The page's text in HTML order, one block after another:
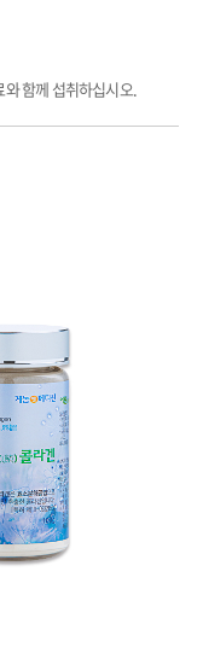
와 함께 섭취하십시오.